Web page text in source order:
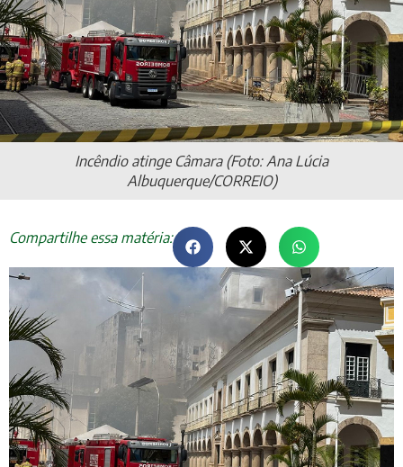
Incêndio atinge Câmara (Foto: Ana Lúcia
Albuquerque/CORREIO)
Compartilhe essa matéria: